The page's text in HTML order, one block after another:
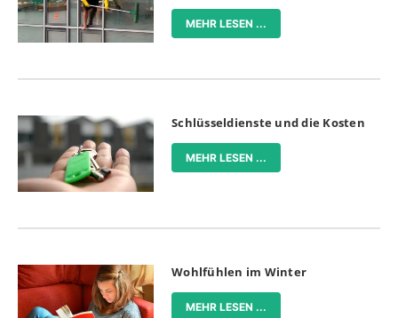
MEHR LESEN ...
Schlüsseldienste und die Kosten
MEHR LESEN ...
Wohlfühlen im Winter
MEHR LESEN ...